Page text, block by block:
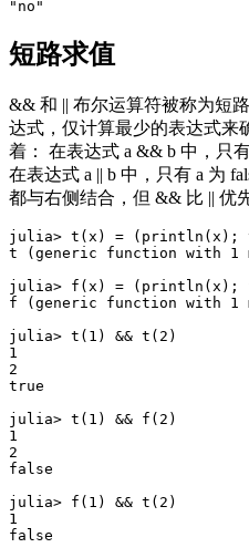
短路求值
&& 和 || 布尔运算符被称为短
达式，仅计算最少的表达式来
着： 在表达式 a && b 中，只
在表达式 a || b 中，只有 a 为
都与右侧结合，但 && 比 || 优
julia> t(x) = (println(x);
t (generic function with 1
julia> f(x) = (println(x);
f (generic function with 1
julia> t(1) && t(2)
1
2
true
julia> t(1) && f(2)
1
2
false
julia> f(1) && t(2)
1
false